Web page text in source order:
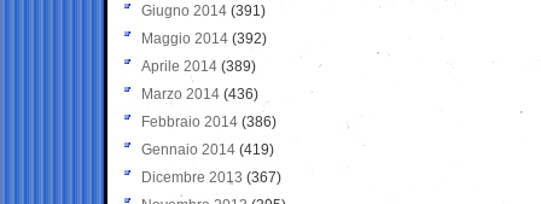
Giugno 2014 (391)
Maggio 2014 (392)
Aprile 2014 (389)
Marzo 2014 (436)
Febbraio 2014 (386)
Gennaio 2014 (419)
Dicembre 2013 (367)